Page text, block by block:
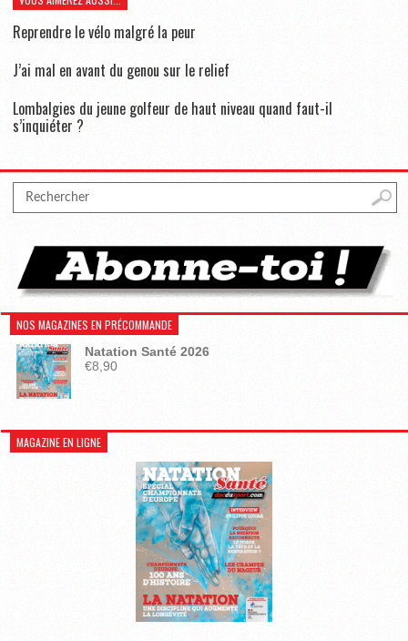
Reprendre le vélo malgré la peur
J’ai mal en avant du genou sur le relief
Lombalgies du jeune golfeur de haut niveau quand faut-il
s’inquiéter ?
NOS MAGAZINES EN PRÉCOMMANDE
Natation Santé 2026
€8,90
MAGAZINE EN LIGNE